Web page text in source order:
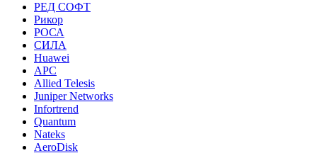
РЕД СОФТ
Рикор
РОСА
СИЛА
Huawei
APC
Allied Telesis
Juniper Networks
Infortrend
Quantum
Nateks
AeroDisk